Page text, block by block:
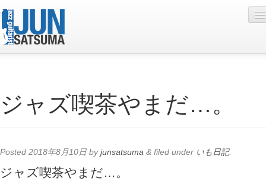
Live Schedule
Photo
ジャズ喫茶やまだ…。
Posted 2018年8月10日 byjunsatsuma & filed under いも日記.
ジャズ喫茶やまだ…。